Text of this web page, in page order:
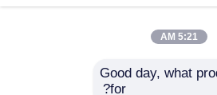
5:21 AM
Good day, what
for?